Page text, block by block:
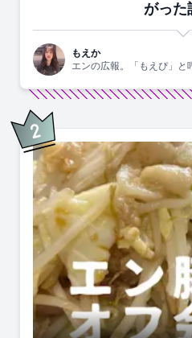
がった
もえか
エンの広報。「もえぴ」と
2位